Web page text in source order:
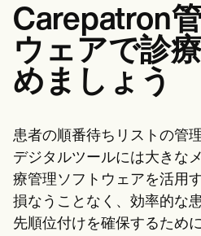
Carepatron
ウェアで診
めましょう
患者の順番待ちリストの管
デジタルツールには大きな
療管理ソフトウェアを活用
損なうことなく、効率的な
先順位付けを確保するため